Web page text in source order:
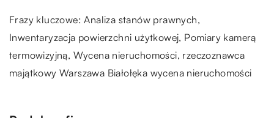
Frazy kluczowe: Analiza stanów prawnych,
Inwentaryzacja powierzchni użytkowej, Pomiary kamerą
termowizyjną, Wycena nieruchomości, rzeczoznawca
majątkowy Warszawa Białołęka wycena nieruchomości